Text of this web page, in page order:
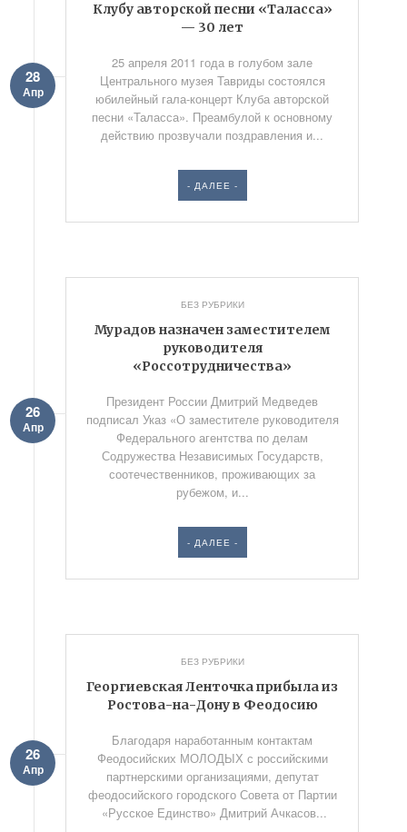
Клубу авторской песни «Таласса»
— 30 лет
28
Апр
25 апреля 2011 года в голубом зале
Центрального музея Тавриды состоялся
юбилейный гала-концерт Клуба авторской
песни «Таласса». Преамбулой к основному
действию прозвучали поздравления и...
- ДАЛЕЕ -
БЕЗ РУБРИКИ
Мурадов назначен заместителем
руководителя
«Россотрудничества»
26
Апр
Президент России Дмитрий Медведев
подписал Указ «О заместителе руководителя
Федерального агентства по делам
Содружества Независимых Государств,
соотечественников, проживающих за
рубежом, и...
- ДАЛЕЕ -
БЕЗ РУБРИКИ
Георгиевская Ленточка прибыла из
Ростова-на-Дону в Феодосию
26
Апр
Благодаря наработанным контактам
Феодосийских МОЛОДЫХ с российскими
партнерскими организациями, депутат
феодосийского городского Совета от Партии
«Русское Единство» Дмитрий Ачкасов...